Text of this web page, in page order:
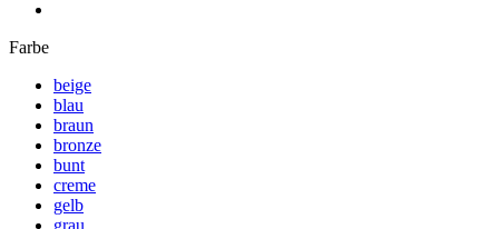
Farbe
beige
blau
braun
bronze
bunt
creme
gelb
grau